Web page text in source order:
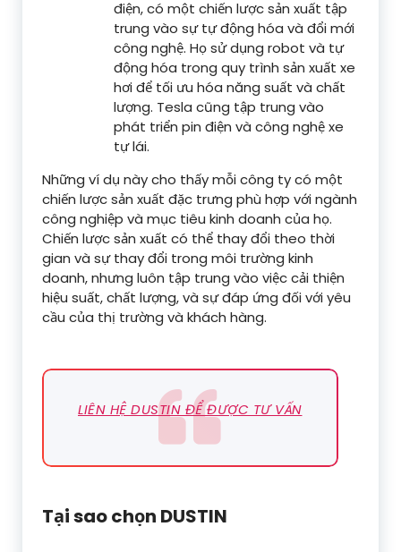
điện, có một chiến lược sản xuất tập
trung vào sự tự động hóa và đổi mới
công nghệ. Họ sử dụng robot và tự
động hóa trong quy trình sản xuất xe
hơi để tối ưu hóa năng suất và chất
lượng. Tesla cũng tập trung vào
phát triển pin điện và công nghệ xe
tự lái.
Những ví dụ này cho thấy mỗi công ty có một
chiến lược sản xuất đặc trưng phù hợp với ngành
công nghiệp và mục tiêu kinh doanh của họ.
Chiến lược sản xuất có thể thay đổi theo thời
gian và sự thay đổi trong môi trường kinh
doanh, nhưng luôn tập trung vào việc cải thiện
hiệu suất, chất lượng, và sự đáp ứng đối với yêu
cầu của thị trường và khách hàng.
LIÊN HỆ DUSTIN ĐỂ ĐƯỢC TƯ VẤN
Tại sao chọn DUSTIN